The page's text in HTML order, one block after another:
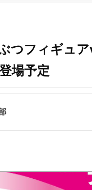
つフィギュ
場予定